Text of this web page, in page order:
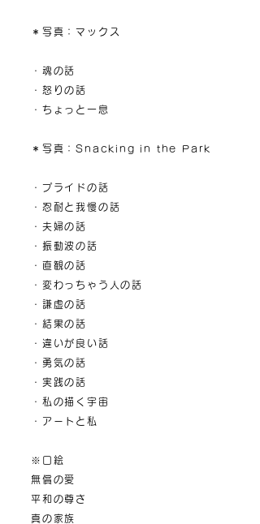
＊写真：マックス
・魂の話
・怒りの話
・ちょっと一息
＊写真：Snacking in the Park
・プライドの話
・忍耐と我慢の話
・夫婦の話
・振動波の話
・直観の話
・変わっちゃう人の話
・謙虚の話
・結果の話
・違いが良い話
・勇気の話
・実践の話
・私の描く宇宙
・アートと私
※口絵
無償の愛
平和の尊さ
真の家族